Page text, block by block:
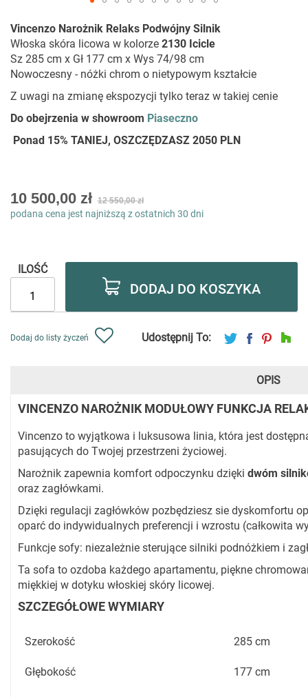
na
początek
galerii
Vincenzo Narożnik Relaks Podwójny Silnik
Włoska skóra licowa w kolorze 2130 Icicle
Sz 285 cm x Gł 177 cm x Wys 74/98 cm
Nowoczesny - nóżki chrom o nietypowym kształcie
Z uwagi na zmianę ekspozycji tylko teraz w takiej cenie
Do obejrzenia w showroom Piaseczno
Ponad 15% TANIEJ, OSZCZĘDZASZ 2050 PLN
Special
Price
10 500,00 zł 12 550,00 zł
podana cena jest najniższą z ostatnich 30 dni
ILOŚĆ
DODAJ DO KOSZYKA
Dodaj do listy życzeń Udostępnij To:
OPIS
VINCENZO NAROŻNIK MODUŁOWY FUNKCJA
Vincenzo to wyjątkowa i luksusowa linia, która jest
pasujących do Twojej przestrzeni życiowej.
Narożnik zapewnia komfort odpoczynku dzięki dwóm
oraz zagłówkami.
Dzięki regulacji zagłówków pozbędziesz sie dyskomfortu
oparć do indywidualnych preferencji i wzrostu (całkowita
Funkcje sofy: niezależnie sterujące silniki podnóżkiem i
Ta sofa to ozdoba każdego apartamentu, piękne
miękkiej w dotyku włoskiej skóry licowej.
SZCZEGÓŁOWE WYMIARY
Szerokość 285 cm
Głębokość 177 cm